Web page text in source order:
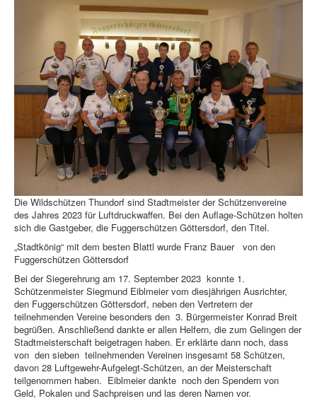
Die Wildschützen Thundorf sind Stadtmeister der Schützenvereine
des Jahres 2023 für Luftdruckwaffen. Bei den Auflage-Schützen holten
sich die Gastgeber, die Fuggerschützen Göttersdorf, den Titel.
„Stadtkönig“ mit dem besten Blattl wurde Franz Bauer von den
Fuggerschützen Göttersdorf
Bei der Siegerehrung am 17. September 2023 konnte 1.
Schützenmeister Siegmund Eiblmeier vom diesjährigen Ausrichter,
den Fuggerschützen Göttersdorf, neben den Vertretern der
teilnehmenden Vereine besonders den 3. Bürgermeister Konrad Breit
begrüßen. Anschließend dankte er allen Helfern, die zum Gelingen der
Stadtmeisterschaft beigetragen haben. Er erklärte dann noch, dass
von den sieben teilnehmenden Vereinen insgesamt 58 Schützen,
davon 28 Luftgewehr-Aufgelegt-Schützen, an der Meisterschaft
teilgenommen haben. Eiblmeier dankte noch den Spendern von
Geld, Pokalen und Sachpreisen und las deren Namen vor.